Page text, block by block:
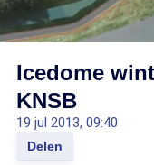
Icedome
KNSB
19 jul 2013, 09:40
Delen